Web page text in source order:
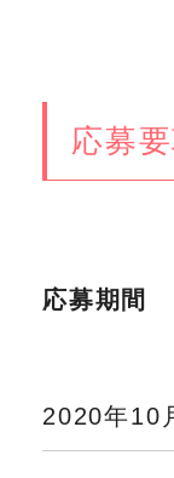
応募
応募期間
2020年10